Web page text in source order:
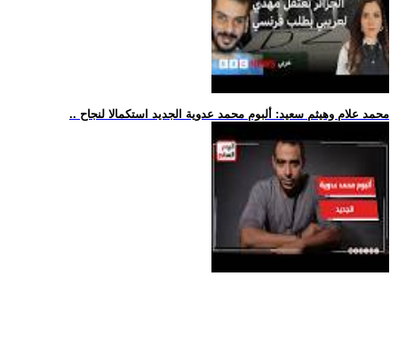
.. محمد علام وهيثم سعيد: ألبوم محمد عدوية الجديد استكمالا لنجاح